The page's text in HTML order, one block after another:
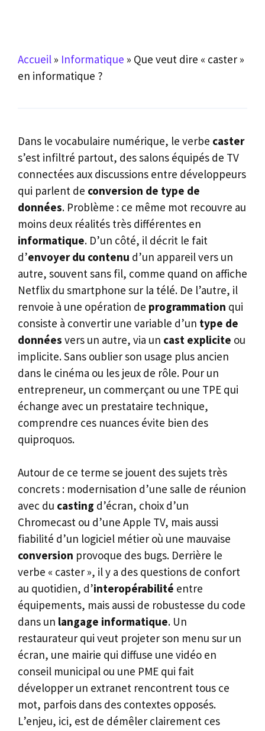
Accueil » Informatique » Que veut dire « caster »
en informatique ?
Dans le vocabulaire numérique, le verbe caster
s’est infiltré partout, des salons équipés de TV
connectées aux discussions entre développeurs
qui parlent de conversion de type de
données. Problème : ce même mot recouvre au
moins deux réalités très différentes en
informatique. D’un côté, il décrit le fait
d’envoyer du contenu d’un appareil vers un
autre, souvent sans fil, comme quand on affiche
Netflix du smartphone sur la télé. De l’autre, il
renvoie à une opération de programmation qui
consiste à convertir une variable d’un type de
données vers un autre, via un cast explicite ou
implicite. Sans oublier son usage plus ancien
dans le cinéma ou les jeux de rôle. Pour un
entrepreneur, un commerçant ou une TPE qui
échange avec un prestataire technique,
comprendre ces nuances évite bien des
quiproquos.
Autour de ce terme se jouent des sujets très
concrets : modernisation d’une salle de réunion
avec du casting d’écran, choix d’un
Chromecast ou d’une Apple TV, mais aussi
fiabilité d’un logiciel métier où une mauvaise
conversion provoque des bugs. Derrière le
verbe « caster », il y a des questions de confort
au quotidien, d’interopérabilité entre
équipements, mais aussi de robustesse du code
dans un langage informatique. Un
restaurateur qui veut projeter son menu sur un
écran, une mairie qui diffuse une vidéo en
conseil municipal ou une PME qui fait
développer un extranet rencontrent tous ce
mot, parfois dans des contextes opposés.
L’enjeu, ici, est de démêler clairement ces